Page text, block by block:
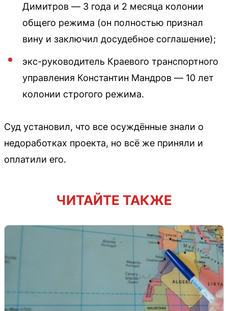
Димитров — 3 года и 2 месяца колонии
общего режима (он полностью признал
вину и заключил досудебное соглашение);
экс-руководитель Краевого транспортного
управления Константин Мандров — 10 лет
колонии строгого режима.
Суд установил, что все осуждённые знали о
недоработках проекта, но всё же приняли и
оплатили его.
ЧИТАЙТЕ ТАКЖЕ